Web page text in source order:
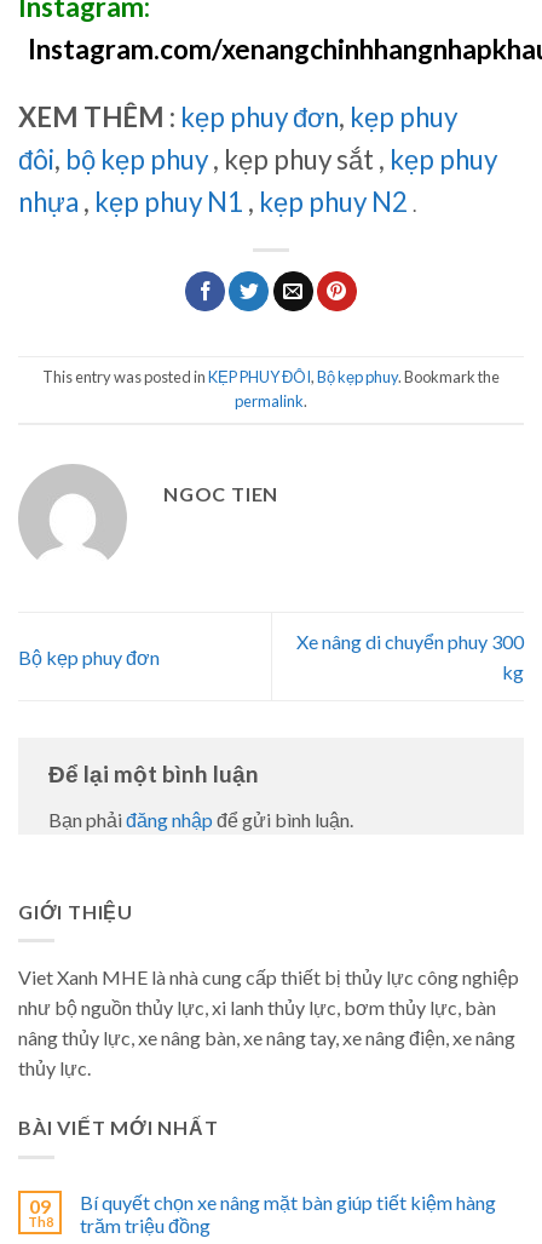
Instagram:
Instagram.com/
XEM THÊM : kẹp phuy đơn, kẹp phuy
đôi, bộ kẹp phuy, kẹp phuy sắt , kẹp phuy
nhựa , kẹp phuy N1 , kẹp phuy N2 .
This entry was posted inKẸP PHUY ĐÔI,Bộ kẹp phuy. Bookmark the
permalink.
NGOC TIEN
Bộ kẹp phuy đơn
Xe nâng di chuyển phuy 300
kg
Để lại một bình luận
Bạn phải đăng nhập để gửi bình luận.
GIỚI THIỆU
Viet Xanh MHE là nhà cung cấp thiết bị thủy lực công nghiệp
như bộ nguồn thủy lực, xi lanh thủy lực, bơm thủy lực, bàn
nâng thủy lực, xe nâng bàn, xe nâng tay, xe nâng điện, xe nâng
thủy lực.
BÀI VIẾT MỚI NHẤT
09
Th8
Bí quyết chọn xe nâng mặt bàn giúp tiết kiệm hàng
trăm triệu đồng